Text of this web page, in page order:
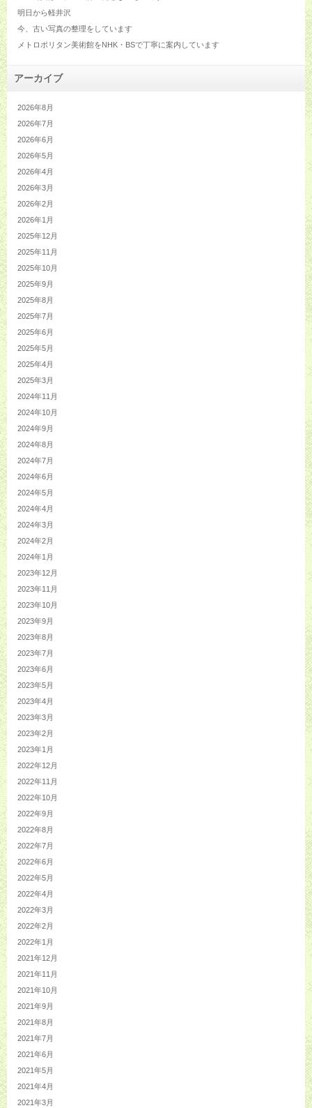
明日から軽井沢
今、古い写真の整理をしています
メトロポリタン美術館をNHK・BSで丁寧に案内しています
アーカイブ
2026年8月
2026年7月
2026年6月
2026年5月
2026年4月
2026年3月
2026年2月
2026年1月
2025年12月
2025年11月
2025年10月
2025年9月
2025年8月
2025年7月
2025年6月
2025年5月
2025年4月
2025年3月
2024年11月
2024年10月
2024年9月
2024年8月
2024年7月
2024年6月
2024年5月
2024年4月
2024年3月
2024年2月
2024年1月
2023年12月
2023年11月
2023年10月
2023年9月
2023年8月
2023年7月
2023年6月
2023年5月
2023年4月
2023年3月
2023年2月
2023年1月
2022年12月
2022年11月
2022年10月
2022年9月
2022年8月
2022年7月
2022年6月
2022年5月
2022年4月
2022年3月
2022年2月
2022年1月
2021年12月
2021年11月
2021年10月
2021年9月
2021年8月
2021年7月
2021年6月
2021年5月
2021年4月
2021年3月